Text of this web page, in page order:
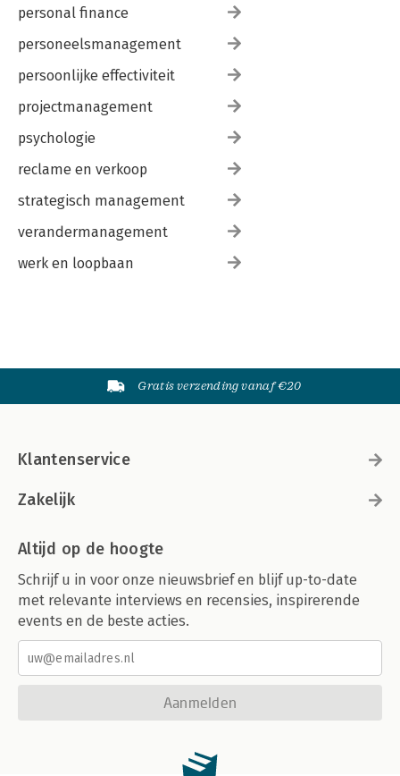
personal finance
personeelsmanagement
persoonlijke effectiviteit
projectmanagement
psychologie
reclame en verkoop
strategisch management
verandermanagement
werk en loopbaan
Gratis verzending vanaf €20
Klantenservice
Zakelijk
Altijd op de hoogte
Schrijf u in voor onze nieuwsbrief en blijf up-to-date
met relevante interviews en recensies, inspirerende
events en de beste acties.
Aanmelden